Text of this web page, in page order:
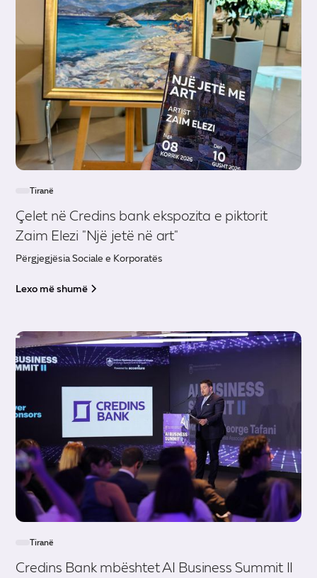
Tiranë
Çelet në Credins bank ekspozita e piktorit
Zaim Elezi "Një jetë në art"
Përgjegjësia Sociale e Korporatës
Lexo më shumë
Tiranë
Credins Bank mbështet AI Business Summit II